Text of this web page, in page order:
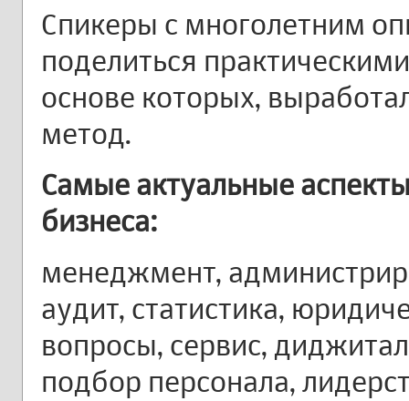
Спикеры с многолетним
поделиться
основе которых,
метод.
Самые актуальные
бизнеса:
менеджмент,
аудит, статистика,
вопросы, сервис,
подбор персонала,